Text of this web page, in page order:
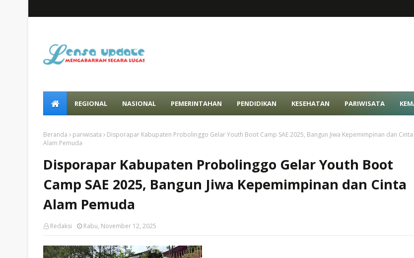
REGIONAL NASIONAL PEMERINTAHAN PENDIDIKAN KESEHATAN PARIWISATA
Beranda pariwisata
Disporapar Kabupaten Probolinggo Gelar Youth Boot Camp SAE 2025, Bangun Jiwa Kepemimpinan dan Cinta
Alam Pemuda
Disporapar Kabupaten Probolinggo Gelar Youth Boot
Camp SAE 2025, Bangun Jiwa Kepemimpinan dan Cinta
Alam Pemuda
Redaksi Rabu, November 12, 2025